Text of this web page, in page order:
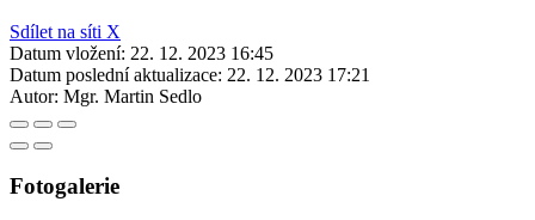
Sdílet na síti X
Datum vložení: 22. 12. 2023 16:45
Datum poslední aktualizace: 22. 12. 2023 17:21
Autor: Mgr. Martin Sedlo
Fotogalerie